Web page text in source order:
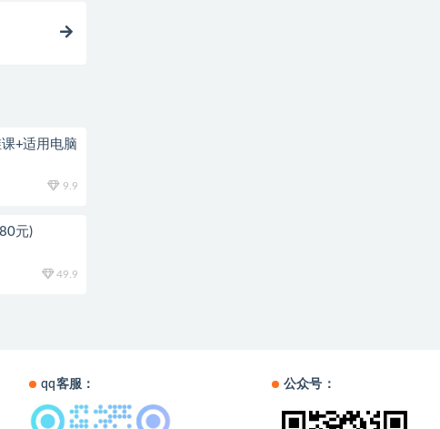
+适用电脑
9.9
元)
49.9
qq客服： 公众号：